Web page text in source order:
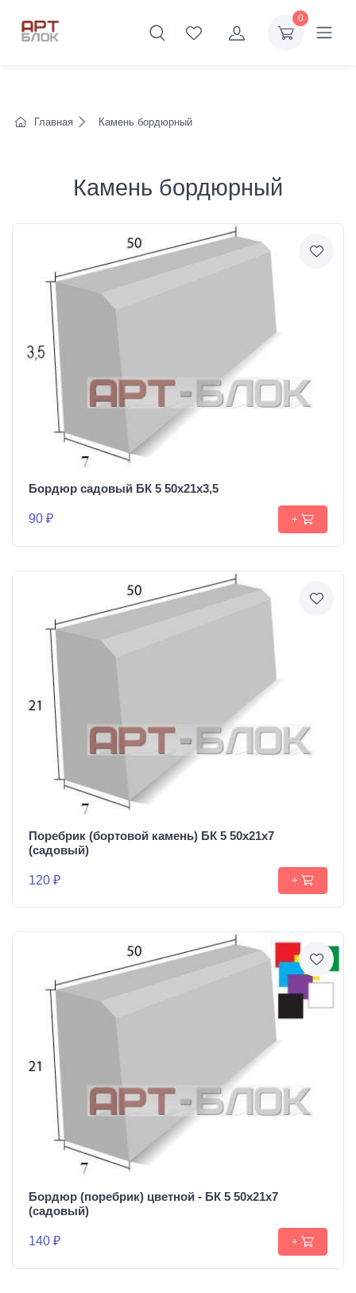
0
Главная Камень бордюрный
Камень бордюрный
Бордюр садовый БК 5 50х21х3,5
90 ₽ +
Поребрик (бортовой камень) БК 5 50х21х7
(садовый)
120 ₽ +
Бордюр (поребрик) цветной - БК 5 50х21х7
(садовый)
140 ₽ +